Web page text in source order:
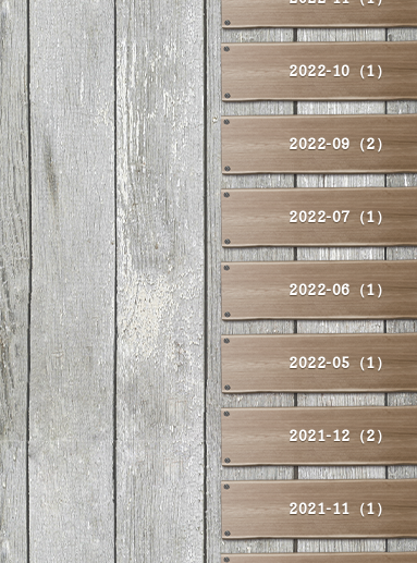
2022-10（1）
2022-09（2）
2022-07（1）
2022-06（1）
2022-05（1）
2021-12（2）
2021-11（1）